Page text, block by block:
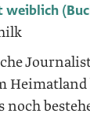
weiblich
noch